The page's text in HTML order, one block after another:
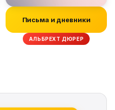
Письма и дневники
АЛЬБРЕХТ ДЮРЕР